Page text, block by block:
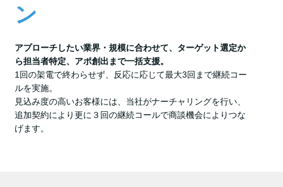
ン
アプローチしたい業界・規模に合わせて、ターゲット選定か
ら担当者特定、アポ創出まで一括支援。
1回の架電で終わらせず、反応に応じて最大3回まで継続コー
ルを実施。
見込み度の高いお客様には、当社がナーチャリングを行い、
追加契約により更に３回の継続コールで商談機会によりつな
げます。